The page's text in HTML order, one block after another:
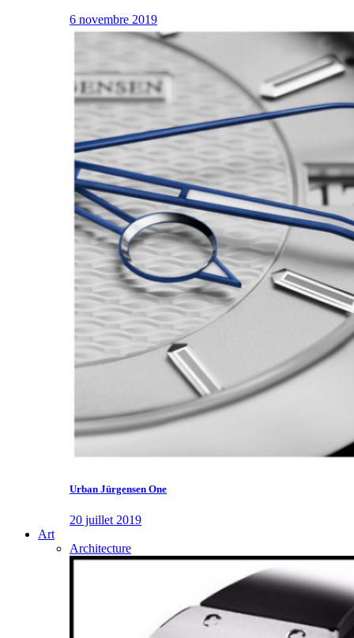
6 novembre 2019
Urban Jürgensen One
20 juillet 2019
Art
Architecture